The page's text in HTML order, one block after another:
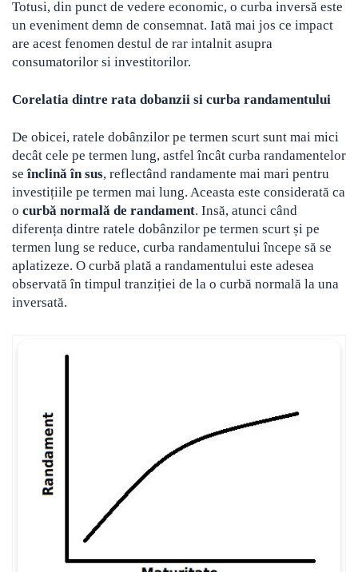
Totusi, din punct de vedere economic, o curba inversă este
un eveniment demn de consemnat. Iată mai jos ce impact
are acest fenomen destul de rar intalnit asupra
consumatorilor si investitorilor.
Corelatia dintre rata dobanzii si curba randamentului
De obicei, ratele dobânzilor pe termen scurt sunt mai mici
decât cele pe termen lung, astfel încât curba randamentelor
seînclină în sus, reflectând randamente mai mari pentru
investițiile pe termen mai lung. Aceasta este considerată ca
o curbă normală de randament. Insă, atunci când
diferența dintre ratele dobânzilor pe termen scurt și pe
termen lung se reduce, curba randamentului începe să se
aplatizeze. O curbă plată a randamentului este adesea
observată în timpul tranziției de la o curbă normală la una
inversată.